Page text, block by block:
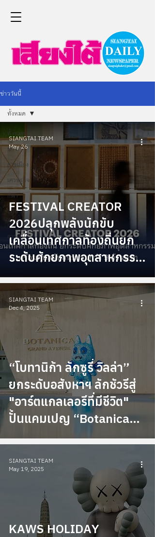
ข่าววันนี้
ทั้งหมด
ข่าว
การเมือง
เศรษฐกิจ
กีฬา
Life &
Arts
การเงิน
การลงทุน
ทั้งหมด
FESTIVAL CREATOR
2026ปลุกพลังนักขับ
เคลื่อนเทศกาลท้องถิ่นยก
ระดับศักยภาพอุตสาหกรรม
เฟสติวัลไทยสู่สากลพร้อม
ทุนสนับสนุนรวมกว่า 9 ล้าน
บาท
SIANGTAI TEAM
May 26
“โบทานิก้า ลักซูรี่ วิลล่า”
ยกระดับอสังหาฯ ลักชัวรีสู่
"อาร์ตแกลเลอรีที่มีชีวิต"
ปั้นแคมเปญ “Botanica
The Collector” เปิด
Collection”
SIANGTAI TEAM
Dec 4, 2025
KAWS HOLIDAY
SIANGTAI TEAM
May 19, 2025